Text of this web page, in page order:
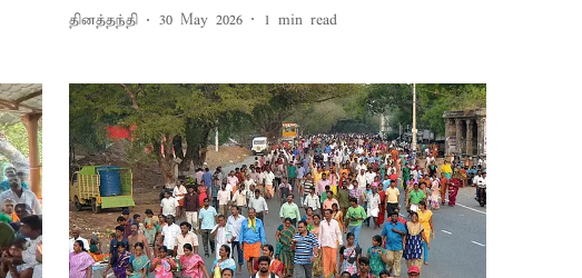
தினத்தந்தி 30 May 2026 1 min read